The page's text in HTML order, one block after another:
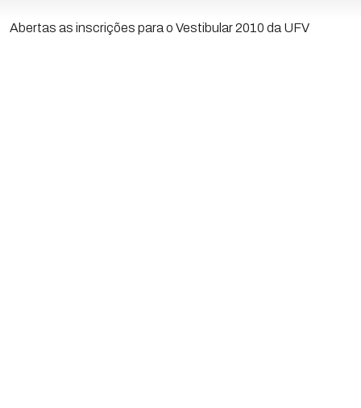
Abertas as inscrições para o Vestibular 2010 da UFV